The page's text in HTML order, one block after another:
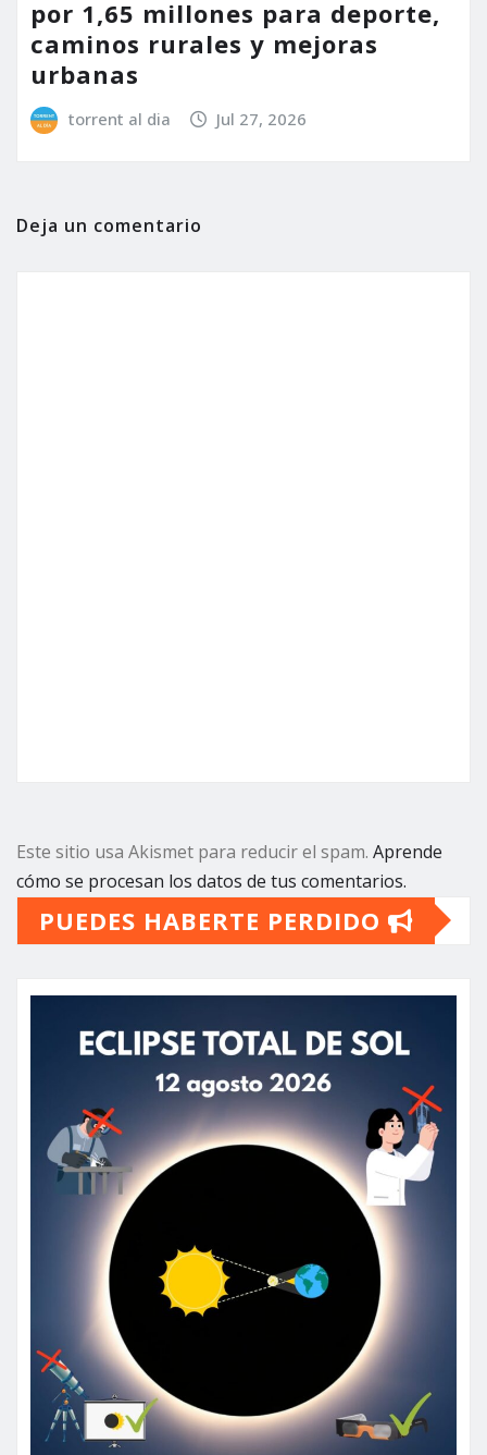
por 1,65 millones para deporte,
caminos rurales y mejoras
urbanas
torrent al dia Jul 27, 2026
Deja un comentario
Este sitio usa Akismet para reducir el spam. Aprende
cómo se procesan los datos de tus comentarios.
PUEDES HABERTE PERDIDO